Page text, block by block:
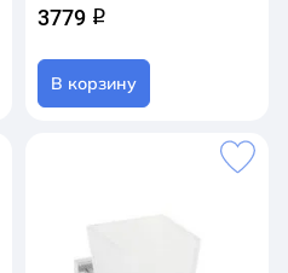
3779 q
В корзину